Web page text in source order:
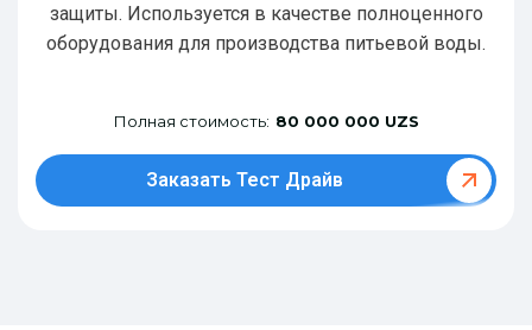
защиты. Используется в качестве полноценного
оборудования для производства питьевой воды.
Полная стоимость: 80 000 000 UZS
Заказать Тест Драйв